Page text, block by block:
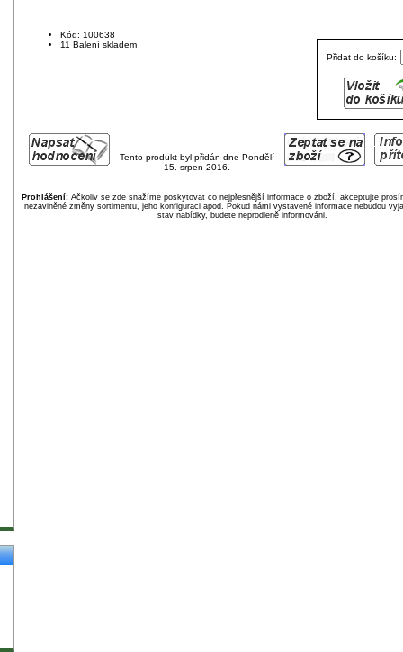
Přidat do košíku:
Kód: 100638
11 Balení skladem
Tento produkt byl přidán dne Pondělí
15. srpen 2016.
Prohlášení:Ačkoliv se zde snažíme poskytovat co nejpřesnější informace o zboží, akceptujte
nezaviněné změny sortimentu, jeho konfiguraci apod. Pokud námi vystavené informace nebudou
stav nabídky, budete neprodleně informováni.